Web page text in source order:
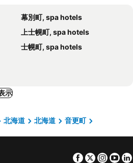
幕別町, spa hotels
上士幌町, spa hotels
士幌町, spa hotels
示
北海道 北海道
音更町
Facebook
Twitter